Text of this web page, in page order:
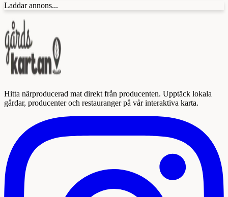
Laddar annons...
Hitta närproducerad mat direkt från producenten. Upptäck lokala
gårdar, producenter och restauranger på vår interaktiva karta.